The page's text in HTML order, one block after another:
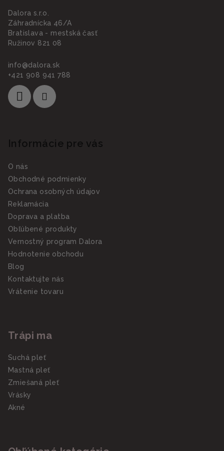
Dalora s.r.o.
Záhradnícka 46/A
Bratislava - mestská časť
Ružinov 821 08
info@dalora.sk
+421 908 941 788
Informácie pre vás
O nás
Obchodné podmienky
Ochrana osobných údajov
Reklamácia
Doprava a platba
Obľúbené produkty
Vernostný program Dalora
Hodnotenie obchodu
Blog
Kontaktujte nás
Vrátenie tovaru
Trápi ma
Suchá pleť
Mastná pleť
Zmiešaná pleť
Vrásky
Akné